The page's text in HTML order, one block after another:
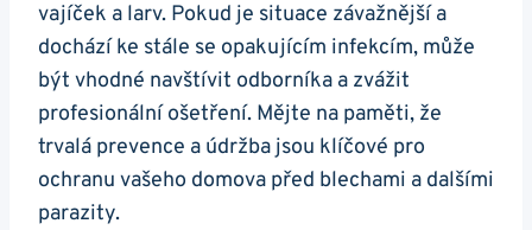
vajíček a larv. Pokud je situace závažnější a
dochází ke stále se opakujícím infekcím, může
být vhodné navštívit odborníka a zvážit
profesionální ošetření. Mějte na paměti, že
trvalá prevence a údržba jsou klíčové pro
ochranu vašeho domova před blechami a dalšími
parazity.